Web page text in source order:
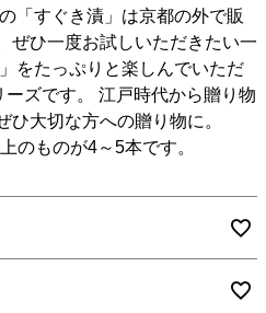
「すぐき漬」は京都の外で販
ぜひ一度お試しいただきたい一
をたっぷりと楽しんでいただ
ズです。 江戸時代から贈り物
大切な方への贈り物に。
のものが4～5本です。